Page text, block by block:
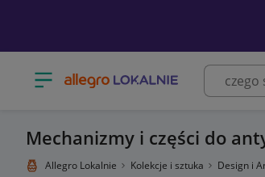
Otwórz menu z kategoriami
Mechanizmy i części do
Allegro Lokalnie Kolekcje i sztuka Design i